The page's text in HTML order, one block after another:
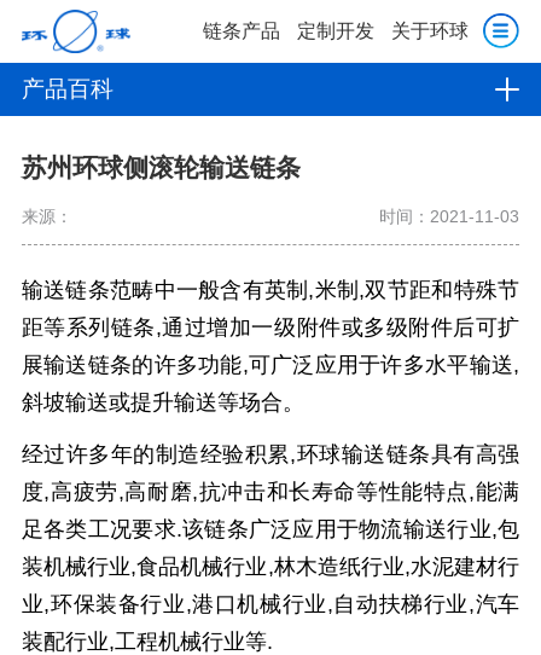
链条产品 定制开发 关于环球
产品百科
苏州环球侧滚轮输送链条
来源： 时间：2021-11-03
输送链条范畴中一般含有英制,米制,双节距和特殊节
距等系列链条,通过增加一级附件或多级附件后可扩
展输送链条的许多功能,可广泛应用于许多水平输送,
斜坡输送或提升输送等场合。
经过许多年的制造经验积累,环球输送链条具有高强
度,高疲劳,高耐磨,抗冲击和长寿命等性能特点,能满
足各类工况要求.该链条广泛应用于物流输送行业,包
装机械行业,食品机械行业,林木造纸行业,水泥建材行
业,环保装备行业,港口机械行业,自动扶梯行业,汽车
装配行业,工程机械行业等.